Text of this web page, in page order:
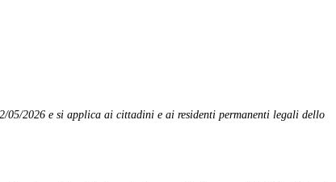
2026 e si applica ai cittadini e ai residenti permanenti legali dello